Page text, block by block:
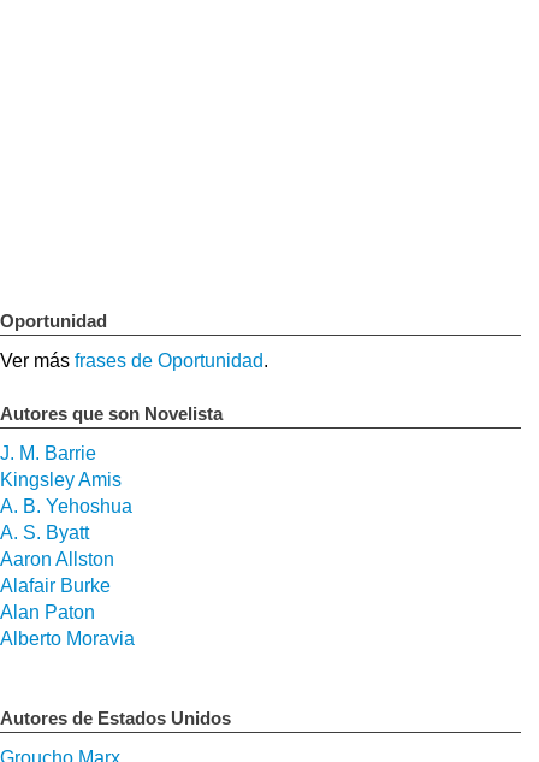
Oportunidad
Ver más frases de Oportunidad.
Autores que son Novelista
J. M. Barrie
Kingsley Amis
A. B. Yehoshua
A. S. Byatt
Aaron Allston
Alafair Burke
Alan Paton
Alberto Moravia
Autores de Estados Unidos
Groucho Marx